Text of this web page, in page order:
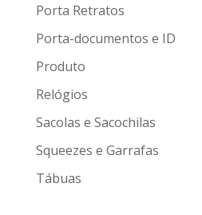
Porta Retratos
Porta-documentos e ID
Produto
Relógios
Sacolas e Sacochilas
Squeezes e Garrafas
Tábuas